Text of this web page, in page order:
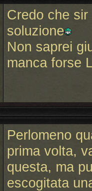
Credo che
soluzione
Non saprei
manca forse
Perlomeno
prima volta,
questa, ma
escogitata